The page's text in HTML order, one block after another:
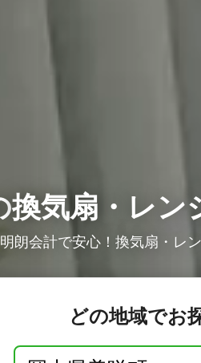
換気扇・レン
朗会計で安心！換気扇・レ
どの地域でお